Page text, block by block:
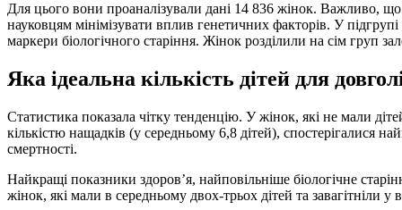
Для цього вони проаналізували дані 14 836 жінок. Важливо,
науковцям мінімізувати вплив генетичних факторів. У
маркери біологічного старіння. Жінок розділили на сім груп
Яка ідеальна кількість дітей для
Статистика показала чітку тенденцію. У жінок, які не мали
кількістю нащадків (у середньому 6,8 дітей), спостерігалися
смертності.
Найкращі показники здоров’я, найповільніше біологічне
жінок, які мали в середньому двох-трьох дітей та завагітніли у